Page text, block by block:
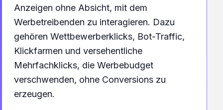
Anzeigen ohne Absicht, mit dem
Werbetreibenden zu interagieren. Dazu
gehören Wettbewerberklicks, Bot-Traffic,
Klickfarmen und versehentliche
Mehrfachklicks, die Werbebudget
verschwenden, ohne Conversions zu
erzeugen.